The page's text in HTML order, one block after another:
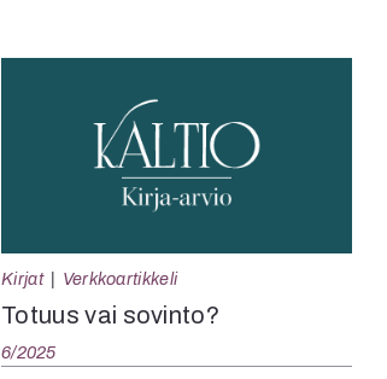
Kirjat Verkkoartikkeli
Totuus vai sovinto?
6/2025